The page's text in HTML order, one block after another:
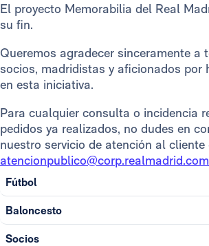
El proyecto Memorabilia del Real
su fin.
Queremos agradecer sinceramente a
socios, madridistas y aficionados por
en esta iniciativa.
Para cualquier consulta o incidencia
pedidos ya realizados, no dudes en
nuestro servicio de atención al cliente
atencionpublico@corp.realmadrid.com
Fútbol
Baloncesto
Socios